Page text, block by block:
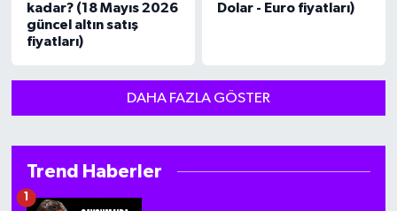
kadar? (18 Mayıs 2026
güncel altın satış
fiyatları)
Dolar - Euro fiyatları)
DAHA FAZLA GÖSTER
Trend Haberler